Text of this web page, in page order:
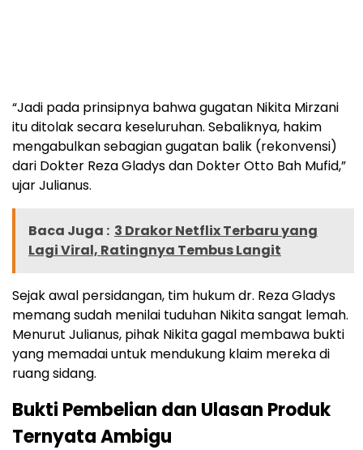
“Jadi pada prinsipnya bahwa gugatan Nikita Mirzani
itu ditolak secara keseluruhan. Sebaliknya, hakim
mengabulkan sebagian gugatan balik (rekonvensi)
dari Dokter Reza Gladys dan Dokter Otto Bah Mufid,”
ujar Julianus.
Baca Juga : 3 Drakor Netflix Terbaru yang
Lagi Viral, Ratingnya Tembus Langit
Sejak awal persidangan, tim hukum dr. Reza Gladys
memang sudah menilai tuduhan Nikita sangat lemah.
Menurut Julianus, pihak Nikita gagal membawa bukti
yang memadai untuk mendukung klaim mereka di
ruang sidang.
Bukti Pembelian dan Ulasan Produk
Ternyata Ambigu